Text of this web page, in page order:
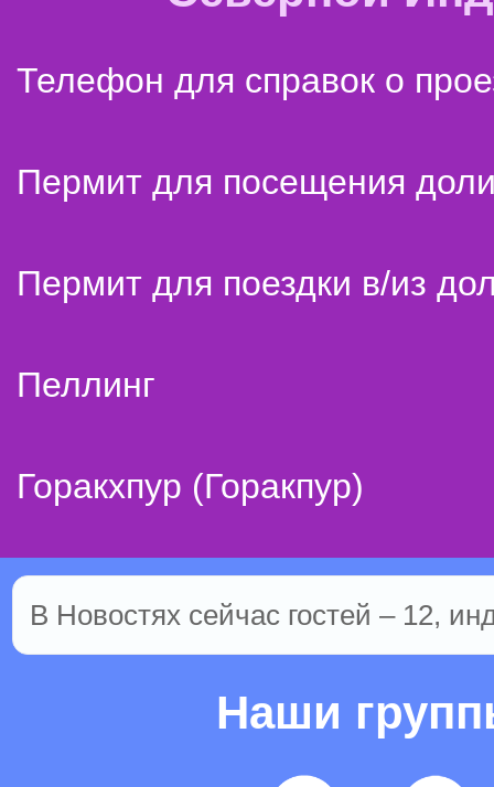
Телефон для справок о
Пермит для посещения
Пермит для поездки в/из
Пеллинг
Горакхпур (Горакпур)
В Новостях сейчас гостей – 12,
Наши